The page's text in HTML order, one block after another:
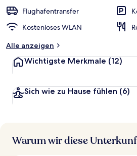
r
e
Flughafentransfer
Kostenloses WLAN
Alle anzeigen
Wichtigste Merkmale (12)
Sich wie zu Hause fühlen (6)
Warum wir diese